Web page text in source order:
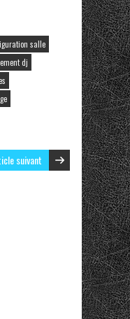
salle
dj
suivant